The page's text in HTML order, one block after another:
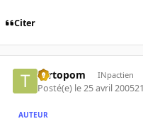
Citer
Tartopom INpactien
Posté(e) le 25 avril 2005
AUTEUR